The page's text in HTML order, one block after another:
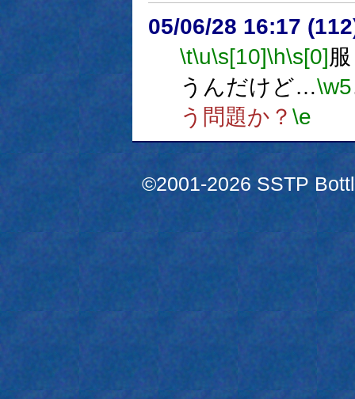
05/06/28 16:17
\t\u\s[10]\h\s[0]
うんだけど…\w5
う問題か？ \e
©2001-2026 SSTP